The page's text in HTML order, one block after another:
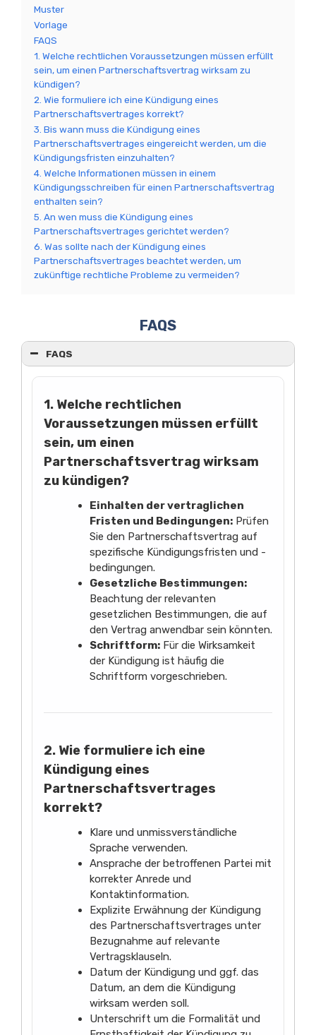
Muster
Vorlage
FAQS
1. Welche rechtlichen Voraussetzungen müssen erfüllt
sein, um einen Partnerschaftsvertrag wirksam zu
kündigen?
2. Wie formuliere ich eine Kündigung eines
Partnerschaftsvertrages korrekt?
3. Bis wann muss die Kündigung eines
Partnerschaftsvertrages eingereicht werden, um die
Kündigungsfristen einzuhalten?
4. Welche Informationen müssen in einem
Kündigungsschreiben für einen Partnerschaftsvertrag
enthalten sein?
5. An wen muss die Kündigung eines
Partnerschaftsvertrages gerichtet werden?
6. Was sollte nach der Kündigung eines
Partnerschaftsvertrages beachtet werden, um
zukünftige rechtliche Probleme zu vermeiden?
FAQS
FAQS
1. Welche rechtlichen
Voraussetzungen müssen erfüllt
sein, um einen
Partnerschaftsvertrag wirksam
zu kündigen?
Einhalten der vertraglichen
Fristen und Bedingungen: Prüfen
Sie den Partnerschaftsvertrag auf
spezifische Kündigungsfristen und -
bedingungen.
Gesetzliche Bestimmungen:
Beachtung der relevanten
gesetzlichen Bestimmungen, die auf
den Vertrag anwendbar sein könnten.
Schriftform: Für die Wirksamkeit
der Kündigung ist häufig die
Schriftform vorgeschrieben.
2. Wie formuliere ich eine
Kündigung eines
Partnerschaftsvertrages
korrekt?
Klare und unmissverständliche
Sprache verwenden.
Ansprache der betroffenen Partei mit
korrekter Anrede und
Kontaktinformation.
Explizite Erwähnung der Kündigung
des Partnerschaftsvertrages unter
Bezugnahme auf relevante
Vertragsklauseln.
Datum der Kündigung und ggf. das
Datum, an dem die Kündigung
wirksam werden soll.
Unterschrift um die Formalität und